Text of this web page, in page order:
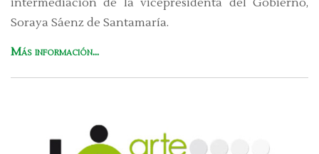
intermediación de la vicepresidenta del Gobierno,
Soraya Sáenz de Santamaría.
Más información...